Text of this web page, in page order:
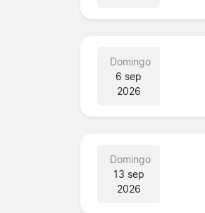
Domingo
6 sep
2026
Domingo
13 sep
2026